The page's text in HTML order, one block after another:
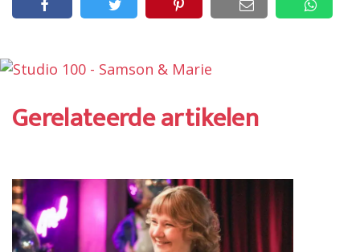
Gerelateerde artikelen